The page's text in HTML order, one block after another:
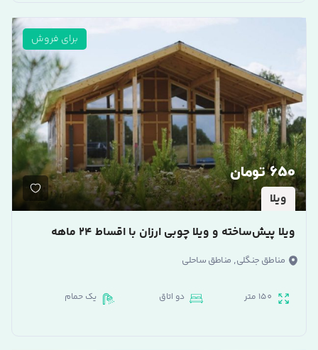
برای فروش
650 تومان
ویلا
ویلا پیش‌ساخته و ویلا چوبی ارزان با اقساط ۲۴ ماهه
مناطق جنگلی, مناطق ساحلی
150 متر دو اتاق یک حمام